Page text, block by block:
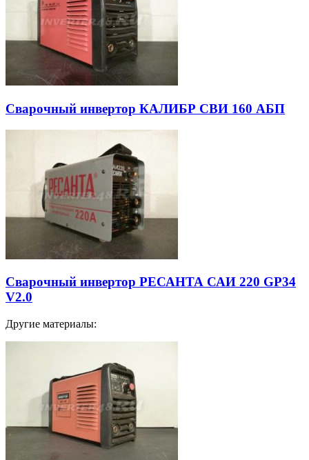
Сварочный инвертор КАЛИБР СВИ 160 АБП
Сварочный инвертор РЕСАНТА САИ 220 GP34
V2.0
Другие материалы: